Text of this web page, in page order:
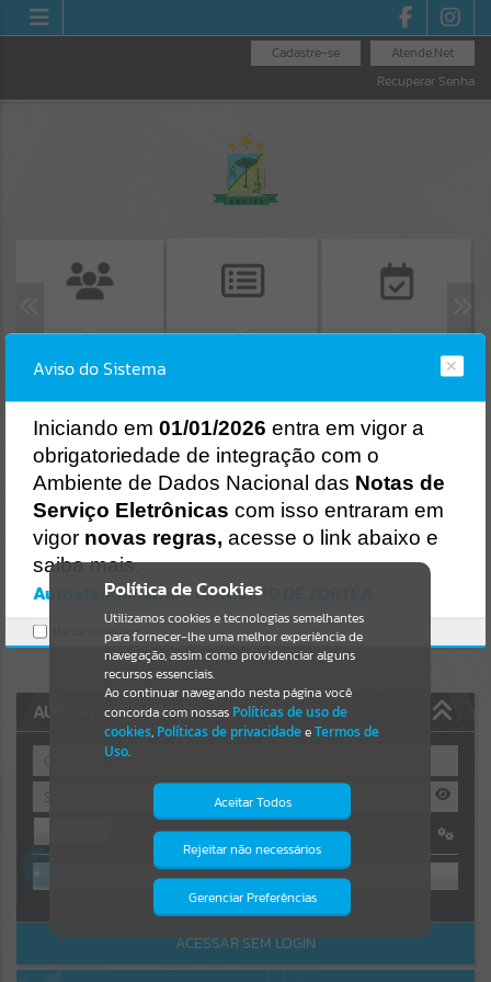
Atende.Net
Cadastre-se
Recuperar Senha
PROTOCOLO
Resultados para""
Portais
Por favor, aguarde...
NOTÍCIAS
Por favor, aguarde...
Por favor, aguarde...
Por favor, aguarde...
AUTOATENDIMENTO
OU
Cadastre-se|Recuperar Senha
ACESSAR SEM LOGIN
Política de Cookies
Utilizamos cookies e tecnologias semelhantes
para fornecer-lhe uma melhor experiência de
navegação, assim como providenciar alguns
recursos essenciais.
Ao continuar navegando nesta página você
concorda com nossas Políticas de uso de
cookies, Políticas de privacidadeeTermos de
Uso.
Aceitar Todos
Rejeitar não necessários
Gerenciar Preferências
Isto significa que diversos recursos
providenciados poderão não estar
Aviso do Sistema
Iniciando em 01/01/2026 entra em vigor a
obrigatoriedade de integração com o
Ambiente de Dados Nacional das Notas de
Serviço Eletrônicas com isso entraram em
vigor novas regras, acesse o link abaixo e
saiba mais.
Autoatendimento - MUNICÍPIO DE ZORTÉA
Marcar como lido.
Erro
Gerenciamento do Sistema
CÓDIGO DA MENSAGEM:
Ocorreu um erro de script:
Uncaught SyntaxError: Unexpected token '('
https://zortea.atende.net/cidadao/pagina/static/bundle/wpo_index_
2_base_l2_portal_editores_sync_ba916f3256046a54cb047e8d7094a
74a.js?v=780d20e4:47
Verificar Mais Detalhes